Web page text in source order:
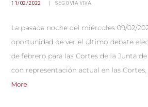
11/02/2022 SEGOVIA VIVA
La pasada noche del miércoles 09/02/
oportunidad de ver el último debate
de febrero para las Cortes de la Junta
con representación actual en las
More